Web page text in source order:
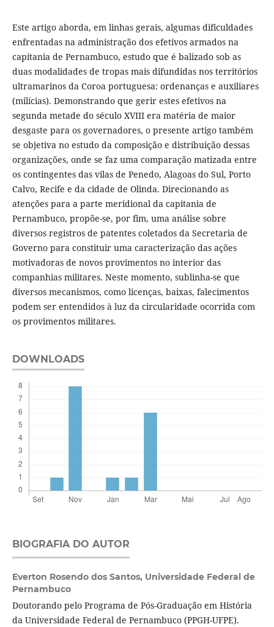
Este artigo aborda, em linhas gerais, algumas dificuldades
enfrentadas na administração dos efetivos armados na
capitania de Pernambuco, estudo que é balizado sob as
duas modalidades de tropas mais difundidas nos territórios
ultramarinos da Coroa portuguesa: ordenanças e auxiliares
(milícias). Demonstrando que gerir estes efetivos na
segunda metade do século XVIII era matéria de maior
desgaste para os governadores, o presente artigo também
se objetiva no estudo da composição e distribuição dessas
organizações, onde se faz uma comparação matizada entre
os contingentes das vilas de Penedo, Alagoas do Sul, Porto
Calvo, Recife e da cidade de Olinda. Direcionando as
atenções para a parte meridional da capitania de
Pernambuco, propõe-se, por fim, uma análise sobre
diversos registros de patentes coletados da Secretaria de
Governo para constituir uma caracterização das ações
motivadoras de novos provimentos no interior das
companhias militares. Neste momento, sublinha-se que
diversos mecanismos, como licenças, baixas, falecimentos
podem ser entendidos à luz da circularidade ocorrida com
os provimentos militares.
DOWNLOADS
BIOGRAFIA DO AUTOR
Everton Rosendo dos Santos, Universidade Federal de
Pernambuco
Doutorando pelo Programa de Pós-Graduação em História
da Universidade Federal de Pernambuco (PPGH-UFPE).